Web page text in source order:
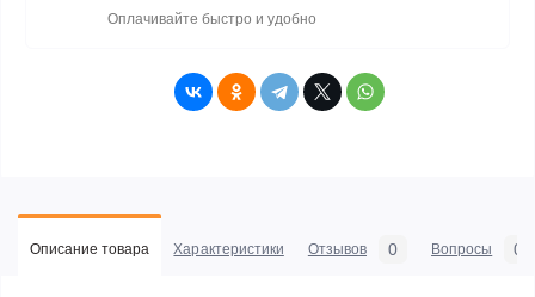
Оплачивайте быстро и удобно
Описание товара Характеристики Отзывов 0 Вопросы 0